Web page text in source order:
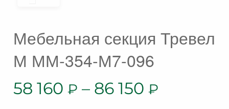
Мебельная секция Тревел
М ММ-354-М7-096
58 160 ₽ – 86 150 ₽